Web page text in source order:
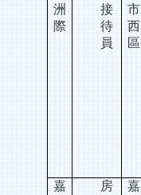
洲
際
接
待
員
市
西
區
嘉
房
嘉